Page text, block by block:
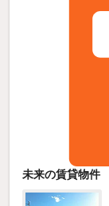
未来の賃貸物件